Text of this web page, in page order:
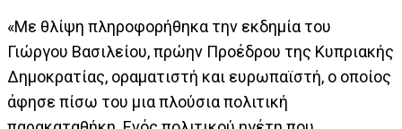
«Με θλίψη πληροφορήθηκα την εκδημία του
Γιώργου Βασιλείου, πρώην Προέδρου της Κυπριακής
Δημοκρατίας, οραματιστή και ευρωπαϊστή, ο οποίος
άφησε πίσω του μια πλούσια πολιτική